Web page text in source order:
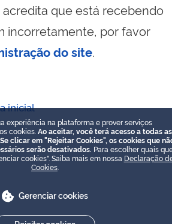
acredita que está recebendo
incorretamente, por favor
do site.
inicial
experiência na plataforma e prover serviços
cookies. Ao aceitar, você terá acesso a todas as
clicar em "Rejeitar Cookies", os cookies que
serão desativados. Para escolher quais
cookies". Saiba mais em nossa Declaração
Cookies
Gerenciar cookies